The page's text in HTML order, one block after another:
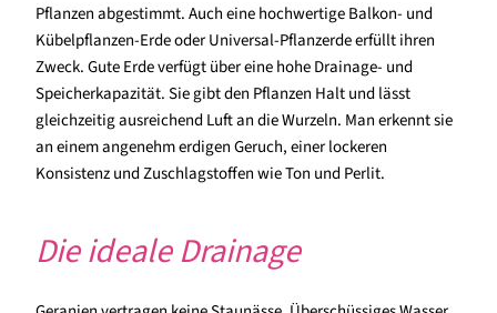
Pflanzen abgestimmt. Auch eine hochwertige Balkon- und
Kübelpflanzen-Erde oder Universal-Pflanzerde erfüllt ihren
Zweck. Gute Erde verfügt über eine hohe Drainage- und
Speicherkapazität. Sie gibt den Pflanzen Halt und lässt
gleichzeitig ausreichend Luft an die Wurzeln. Man erkennt sie
an einem angenehm erdigen Geruch, einer lockeren
Konsistenz und Zuschlagstoffen wie Ton und Perlit.
Die ideale Drainage